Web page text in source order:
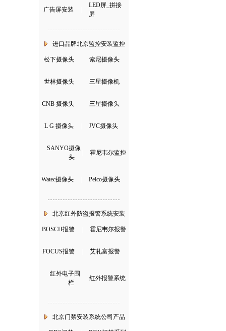
广告屏安装
LED屏_拼接
屏
进口品牌北京监控安装监控
松下摄像头 索尼摄像头
世林摄像头 三星摄像机
CNB 摄像头 三星摄像头
L G 摄像头 JVC摄像头
SANYO摄像
头
霍尼韦尔监控
Watec摄像头 Pelco摄像头
北京红外防盗报警系统安装
BOSCH报警 霍尼韦尔报警
FOCUS报警 艾礼富报警
红外电子围
栏
红外报警系统
北京门禁安装系统公司产品